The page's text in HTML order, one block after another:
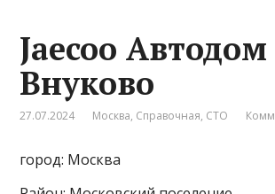
Jaecoo Автодом
Внуково
27.07.2024 Москва, Справочная, СТО
город: Москва